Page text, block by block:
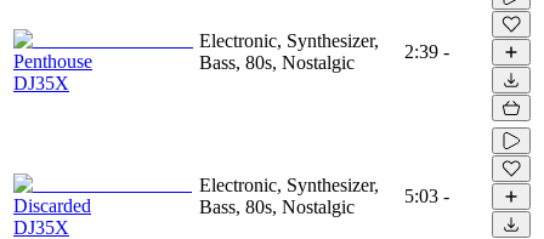
Penthouse
DJ35X
Electronic, Synthesizer,
Bass, 80s, Nostalgic
2:39 -
Discarded
DJ35X
Electronic, Synthesizer,
Bass, 80s, Nostalgic
5:03 -